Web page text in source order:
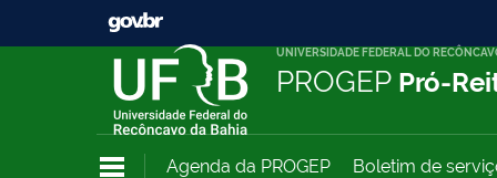
UNIVERSIDADE FEDERAL DO
PROGEP Pró-
Agenda da PROGEP Boletim de